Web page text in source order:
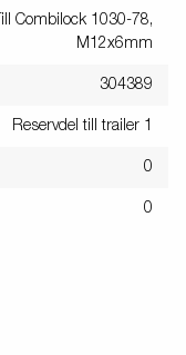
Till Combilock 1030-78,
M12x6mm
304389
Reservdel till trailer 1
0
0